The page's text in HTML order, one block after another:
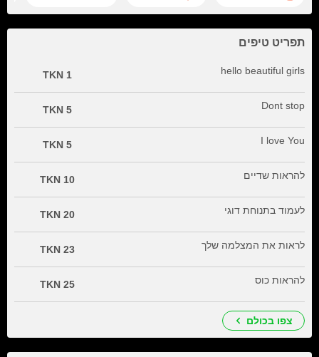
תפריט טיפים
hello beautiful girls
1 TKN
Dont stop
5 TKN
I love You
5 TKN
להראות שדיים 10 TKN
לעמוד בתנוחת דוגי 20 TKN
לראות את המצלמה שלך 23 TKN
להראות כוס 25 TKN
צפו בכולם